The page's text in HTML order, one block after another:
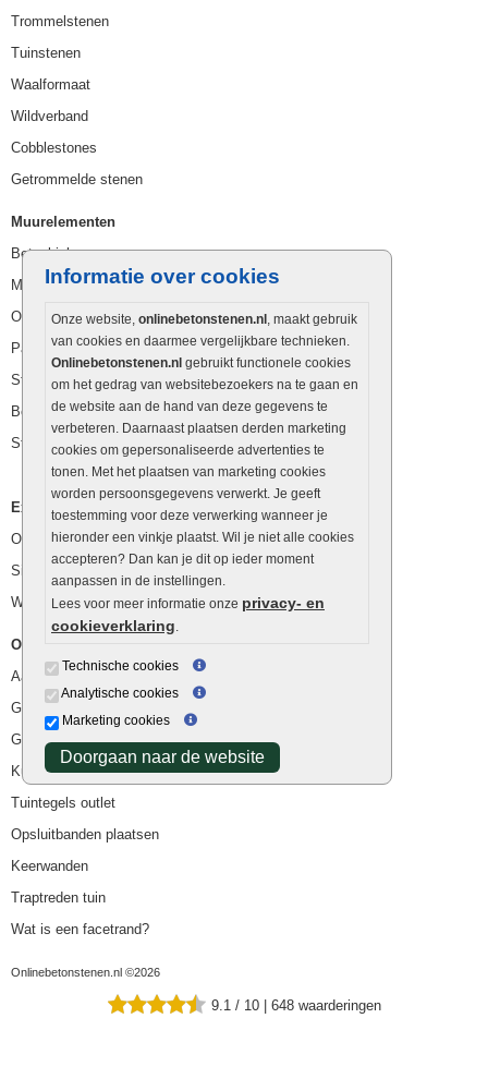
Informatie over cookies
Onze website, onlinebetonstenen.nl , maakt gebruik
van cookies en daarmee vergelijkbare technieken.
Onlinebetonstenen.nl gebruikt functionele cookies
om het gedrag van websitebezoekers na te gaan en
de website aan de hand van deze gegevens te
verbeteren. Daarnaast plaatsen derden marketing
cookies om gepersonaliseerde advertenties te
tonen. Met het plaatsen van marketing cookies
worden persoonsgegevens verwerkt. Je geeft
toestemming voor deze verwerking wanneer je
hieronder een vinkje plaatst. Wil je niet alle cookies
accepteren? Dan kan je dit op ieder moment
aanpassen in de instellingen.
Lees voor meer informatie onze privacy- en
cookieverklaring
Technische cookies
Analytische cookies
Marketing cookies
Doorgaan naar de website
Trommelstenen
Tuinstenen
Waalformaat
Wildverband
Cobblestones
Getrommelde stenen
Muurelementen
Betonbielzen
Muurstenen
Opsluitbanden
Palissaden
Stapelblokken
Betonblokken
Stapelstenen
Extra benodigdheden
Ophoogzand
Siergrind en siersplit
Waterafvoer
Overig
Aanbiedingen
Goedkope bestrating
Goedkope tuintegels
Kunstgras
Tuintegels outlet
Opsluitbanden plaatsen
Keerwanden
Traptreden tuin
Wat is een facetrand?
Onlinebetonstenen.nl ©2026
9.1 / 10 | 648 waarderingen